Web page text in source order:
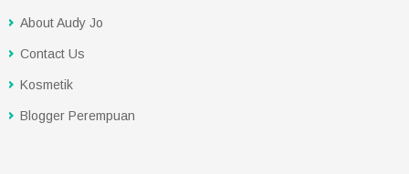
About Audy Jo
Contact Us
Kosmetik
Blogger Perempuan